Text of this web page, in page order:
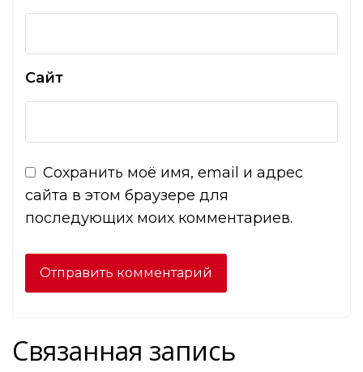
Сайт
Сохранить моё имя, email и адрес
сайта в этом браузере для
последующих моих комментариев.
Связанная запись